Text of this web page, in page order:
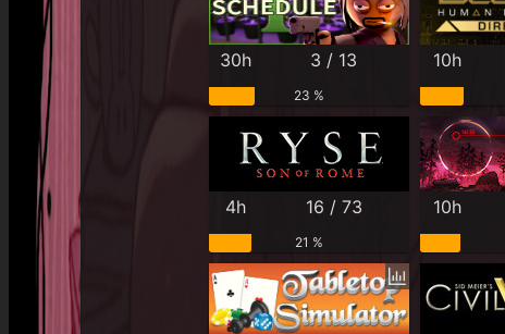
30h 3 / 13
23 %
10h
4h 16 / 73
21 %
10h